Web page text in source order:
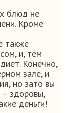
блюд не
Кроме
также
и, тем
Конечно,
зале, и
но зато вы
– здоровы,
деньги!